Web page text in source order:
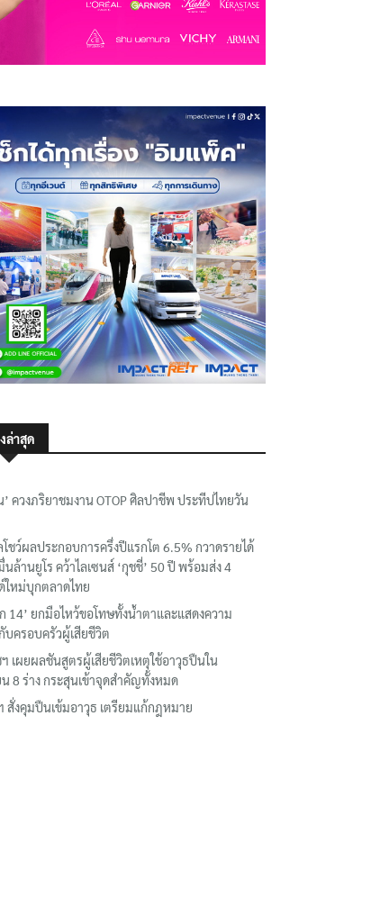
ล่าสุด
’ ควงภริยาชมงาน OTOP ศิลปาชีพ ประทีปไทยวัน
ชว์ผลประกอบการครึ่งปีแรกโต 6.5% กวาดรายได้
ล้านยูโร คว้าไลเซนส์ ‘กุชชี่’ 50 ปี พร้อมส่ง 4
ใหม่บุกตลาดไทย
14’ ยกมือไหว้ขอโทษทั้งน้ำตาและแสดงความ
บครอบครัวผู้เสียชีวิต
เผยผลชันสูตรผู้เสียชีวิตเหตุใช้อาวุธปืนใน
น 8 ร่าง กระสุนเข้าจุดสำคัญทั้งหมด
สั่งคุมปืนเข้มอาวุธ เตรียมแก้กฎหมาย